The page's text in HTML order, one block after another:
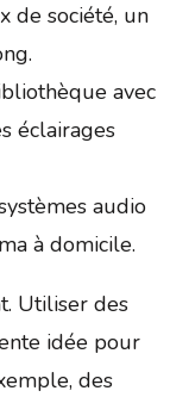
de société, un
avec
éclairages
audio
à domicile.
Utiliser des
idée pour
des